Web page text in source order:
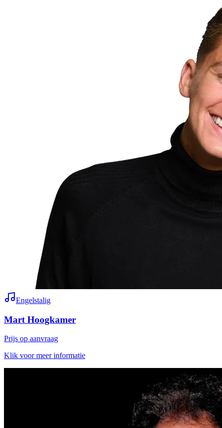
Engelstalig
Mart Hoogkamer
Prijs op aanvraag
Klik voor meer informatie